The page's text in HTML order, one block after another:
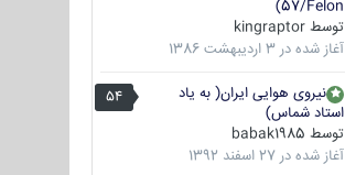
57/Felon)
توسط kingraptor
آغاز شده در 3 اردیبهشت 1386
54
نیروی هوایی ایران( به یاد
استاد شماس)
توسط babak1985
آغاز شده در 27 اسفند 1392